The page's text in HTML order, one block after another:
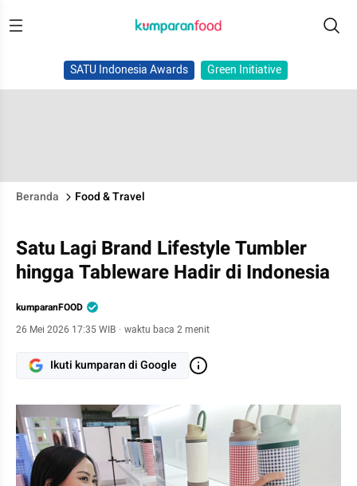
SATU Indonesia Awards Green Initiative
Beranda Food & Travel
Satu Lagi Brand Lifestyle Tumbler
hingga Tableware Hadir di Indonesia
kumparanFOOD
26 Mei 2026 17:35 WIB · waktu baca 2 menit
Ikuti kumparan di Google